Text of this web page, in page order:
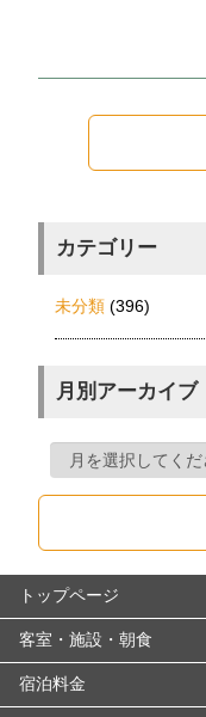
カテゴリー
未分類 (396)
月別アーカイブ
トップページ
客室・施設・朝食
宿泊料金